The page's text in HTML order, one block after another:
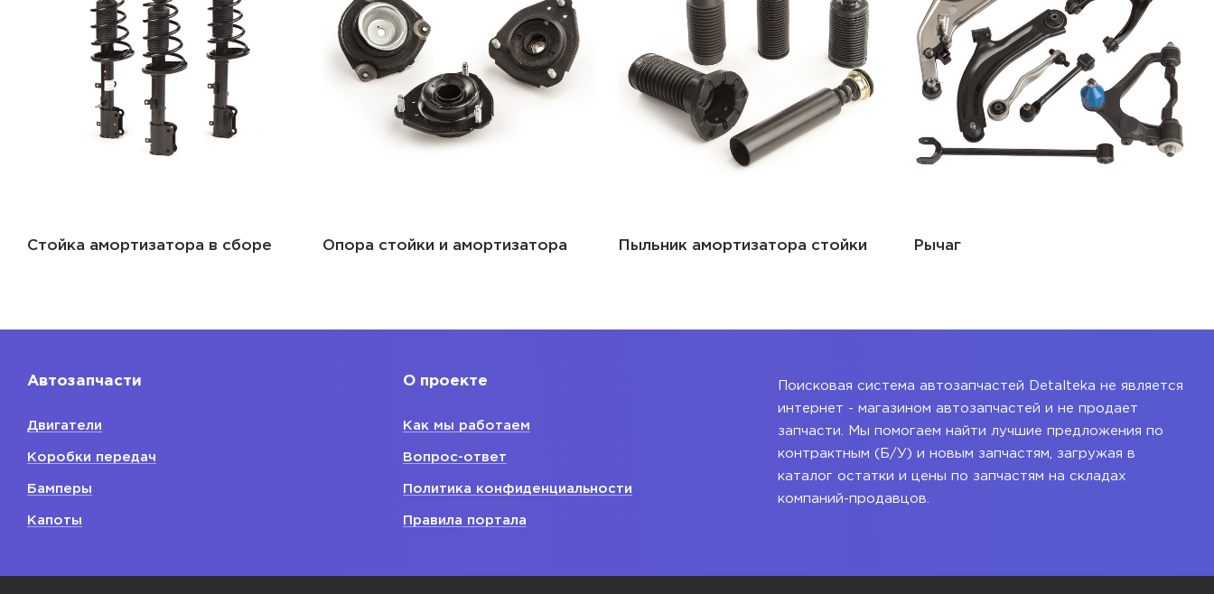
Опора стойки и амортизатора Пыльник амортизатора стойки Рычаг
Автозапчасти
Двигатели
Коробки передач
Бамперы
Капоты
О проекте
Как мы работаем
Вопрос-ответ
Политика конфиденциальности
Правила портала
Поисковая система автозапчастей Detalteka не является
интернет - магазином автозапчастей и не продает
запчасти. Мы помогаем найти лучшие предложения по
контрактным (Б/У) и новым запчастям, загружая в
каталог остатки и цены по запчастям на складах
компаний-продавцов.